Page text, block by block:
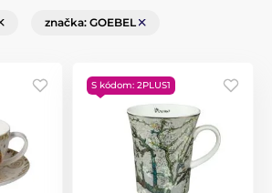
značka: GOEBEL
S kódom: 2PLUS1